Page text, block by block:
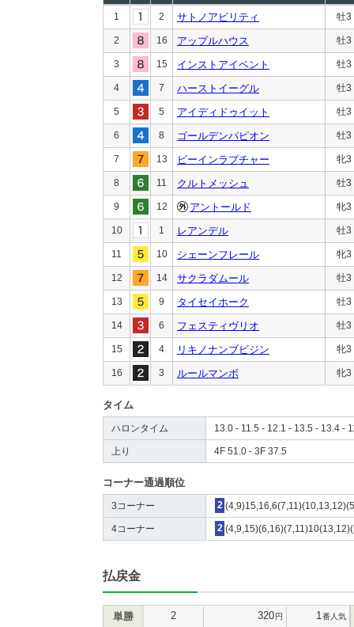
1 2 サトノアビリティ 牡3
2 16 アップルハウス 牡3
3 15 インストアイベント 牡3
4 7 ハーストイーグル 牡3
5 5 アイディドゥイット 牡3
6 8 ゴールデンパピオン 牡3
7 13 ビーインラプチャー 牝3
8 11 クルトメッシュ 牡3
9 12 アントールド 牝3
10 1 レアンデル 牡3
11 10 シェーンフレール 牝3
12 14 サクラダムール 牡3
13 9 タイセイホーク 牡3
14 6 フェスティヴリオ 牡3
15 4 リキノナンブビジン 牝3
16 3 ルールマンボ 牝3
タイム
ハロンタイム 13.0 - 11.5 - 12.1 - 13.5 - 13.4 -
上り 4F 51.0 - 3F 37.5
コーナー通過順位
3コーナー 2
4コーナー 2
払戻金
単勝 2 320円 1 番人気